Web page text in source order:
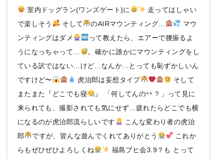
室内ドッグラン(ワンズゲート)に
走ってはしゃい
で楽しそう
そして のAIRマウンティング…
マウ
ンティングはダメ
って教えたら、エアーで腰振るよ
うになっちゃって…
。確かに誰かにマウンティングをし
ている訳ではない…けど…なんか…とっても恥ずかしいん
ですけど〜
虎治郎は妄想タイプ
そして
またまた『どこでも寝
』 「何してんの
？」って見に
来られても、撮影されても気にせず…疲れたらどこでも横
になるのが虎治郎流らしいです
こんな変わり者の虎治
郎
ですが、皆んな遊んでくれてありがとう
これか
らもぜひぜひよろしくね
福島ブヒ会3.9？も とって